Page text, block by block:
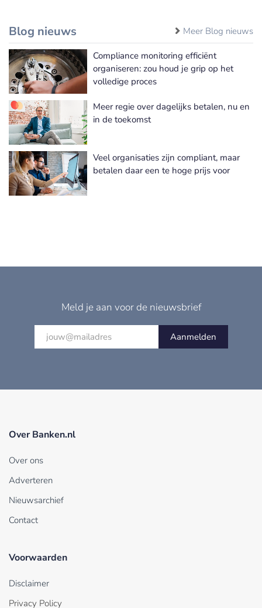
Blog nieuws Meer Blog nieuws
Compliance monitoring efficiënt
organiseren: zou houd je grip op het
volledige proces
Meer regie over dagelijks betalen, nu en
in de toekomst
Veel organisaties zijn compliant, maar
betalen daar een te hoge prijs voor
Meld je aan voor de nieuwsbrief
Aanmelden
Over Banken.nl
Over ons
Adverteren
Nieuwsarchief
Contact
Voorwaarden
Disclaimer
Privacy Policy